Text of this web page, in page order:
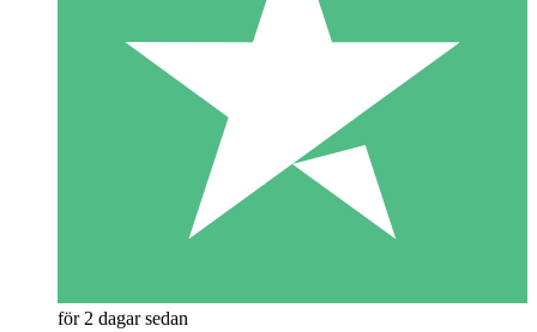
för 2 dagar sedan